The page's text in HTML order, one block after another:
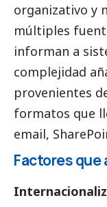
organizativo y
múltiples
informan a
complejidad
provenientes
formatos que
email,
Factores que